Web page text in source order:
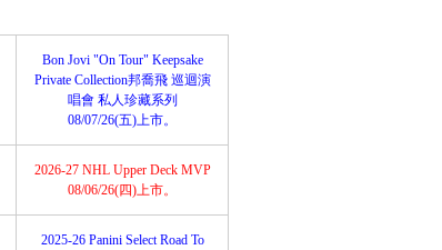
Bon Jovi "On Tour" Keepsake
Private Collection邦喬飛 巡迴演
唱會 私人珍藏系列
08/07/26(五)上市。
2026-27 NHL Upper Deck MVP
08/06/26(四)上市。
2025-26 Panini Select Road To